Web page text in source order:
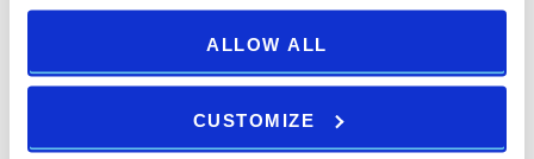
ALLOW ALL
CUSTOMIZE
3 Sljedeća →